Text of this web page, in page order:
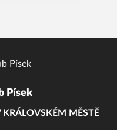
Písek
MĚSTĚ